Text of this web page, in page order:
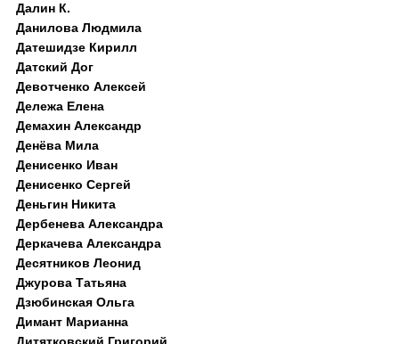
Далин К.
Данилова Людмила
Датешидзе Кирилл
Датский Дог
Девотченко Алексей
Дележа Елена
Демахин Александр
Денёва Мила
Денисенко Иван
Денисенко Сергей
Деньгин Никита
Дербенева Александра
Деркачева Александра
Десятников Леонид
Джурова Татьяна
Дзюбинская Ольга
Димант Марианна